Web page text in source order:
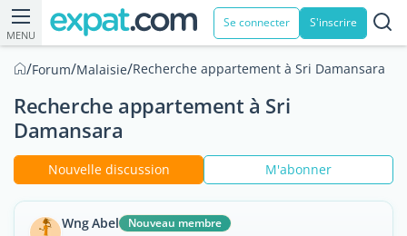
MENU
Se connecter S'inscrire
/Forum/Malaisie/Recherche appartement à Sri Damansara
Recherche appartement à Sri
Damansara
Nouvelle discussion M'abonner
Wng Abel Nouveau membre